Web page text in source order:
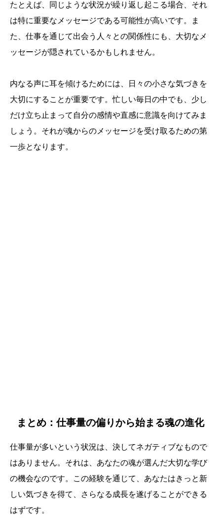
たとえば、同じような状況が繰り返し起こる場合、それ
は特に重要なメッセージである可能性が高いです。ま
た、仕事を通じて出会う人々との関係性にも、大切なメ
ッセージが隠されているかもしれません。
内なる声に耳を傾けるためには、日々の小さな気づきを
大切にすることが重要です。忙しい毎日の中でも、少し
だけ立ち止まって自分の感情や直感に意識を向けてみま
しょう。それが魂からのメッセージを受け取るための第
一歩となります。
まとめ：仕事量の偏りから始まる魂の進化
仕事量が多いという状況は、決してネガティブなもので
はありません。それは、あなたの魂が選んだ大切な学び
の機会なのです。この経験を通じて、あなたはきっと新
しい気づきを得て、さらなる成長を遂げることができる
はずです。